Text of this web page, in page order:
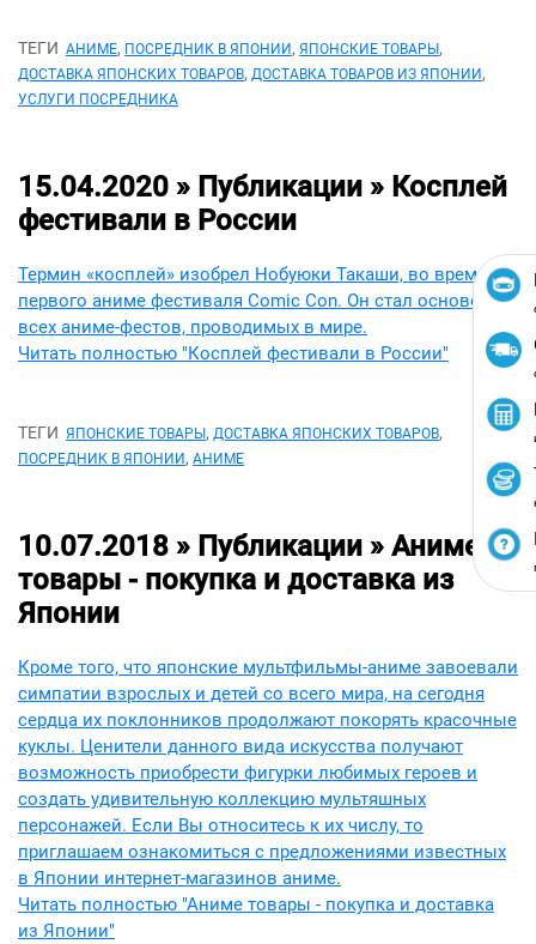
ТЕГИ АНИМЕ, ПОСРЕДНИК В ЯПОНИИ , ЯПОНСКИЕ ТОВАРЫ ,
ДОСТАВКА ЯПОНСКИХ ТОВАРОВ, ДОСТАВКА ТОВАРОВ ИЗ ЯПОНИИ ,
УСЛУГИ ПОСРЕДНИКА
15.04.2020 » Публикации » Косплей
фестивали в России
Термин «косплей» изобрел Нобуюки Такаши, во времена
первого аниме фестиваля Comic Con. Он стал основой
всех аниме-фестов, проводимых в мире.
Читать полностью "Косплей фестивали в России"
ТЕГИ ЯПОНСКИЕ ТОВАРЫ , ДОСТАВКА ЯПОНСКИХ ТОВАРОВ,
ПОСРЕДНИК В ЯПОНИИ , АНИМЕ
10.07.2018 » Публикации » Аниме
товары - покупка и доставка из
Японии
Кроме того, что японские мультфильмы-аниме завоевали
симпатии взрослых и детей со всего мира, на сегодня
сердца их поклонников продолжают покорять красочные
куклы. Ценители данного вида искусства получают
возможность приобрести фигурки любимых героев и
создать удивительную коллекцию мультяшных
персонажей. Если Вы относитесь к их числу, то
приглашаем ознакомиться с предложениями известных
в Японии интернет-магазинов аниме.
Читать полностью "Аниме товары - покупка и доставка
из Японии"